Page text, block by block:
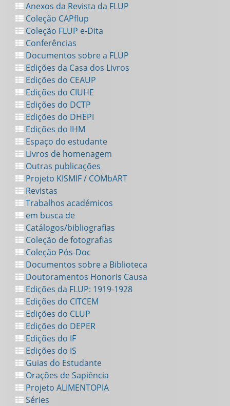
Anexos da Revista da FLUP
Coleção CAPflup
Coleção FLUP e-Dita
Conferências
Documentos sobre a FLUP
Edições da Casa dos Livros
Edições do CEAUP
Edições do CIUHE
Edições do DCTP
Edições do DHEPI
Edições do IHM
Espaço do estudante
Livros de homenagem
Outras publicações
Projeto KISMIF / COMbART
Revistas
Trabalhos académicos
em busca de
Catálogos/bibliografias
Coleção de fotografias
Coleção Pós-Doc
Documentos sobre a Biblioteca
Doutoramentos Honoris Causa
Edições da FLUP: 1919-1928
Edições do CITCEM
Edições do CLUP
Edições do DEPER
Edições do IF
Edições do IS
Guias do Estudante
Orações de Sapiência
Projeto ALIMENTOPIA
Séries